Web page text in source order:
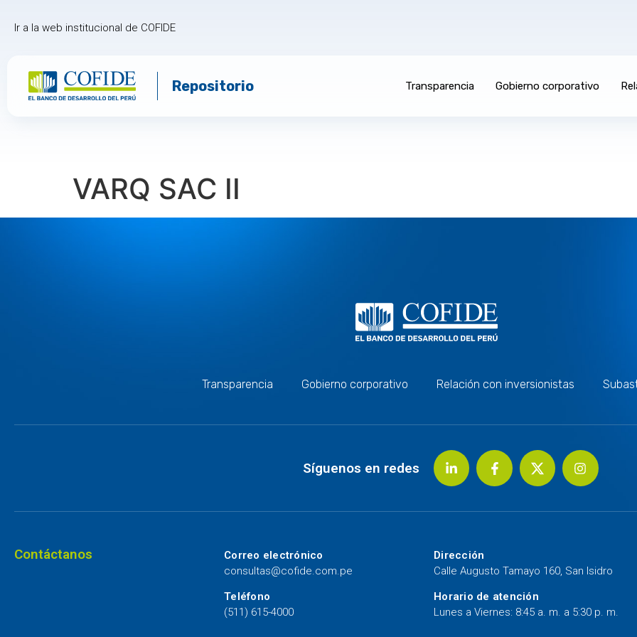
Ir a la web institucional de COFIDE
Repositorio Transparencia Gobierno corporativo
VARQ SAC II
Transparencia Gobierno corporativo Relación con inversionistas
Síguenos en redes
Contáctanos
Correo electrónico
consultas@cofide.com.pe
Teléfono
(511) 615-4000
Dirección
Calle Augusto Tamayo 160, San Isidro
Horario de atención
Lunes a Viernes: 8:45 a. m. a 5:30 p. m.